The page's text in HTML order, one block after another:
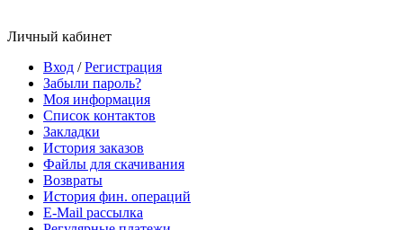
Личный кабинет
Вход /Регистрация
Забыли пароль?
Моя информация
Список контактов
Закладки
История заказов
Файлы для скачивания
Возвраты
История фин. операций
E-Mail рассылка